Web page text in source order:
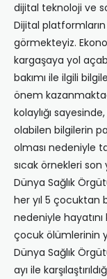
dijital teknoloji ve
Dijital
görmekteyiz.
kargaşaya yol
bakımı ile ilgili
önem
kolaylığı
olabilen bilgilerin
olması nedeniyle
sıcak örnekleri son
Dünya Sağlık
her yıl 5 çocuktan
nedeniyle
çocuk ölümlerinin
Dünya Sağlık
ayı ile